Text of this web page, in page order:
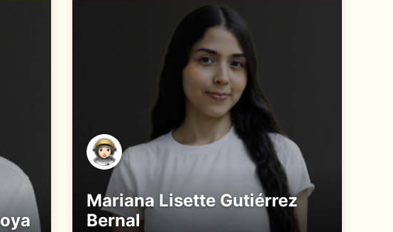
Mariana Lisette Gutiérrez
Bernal